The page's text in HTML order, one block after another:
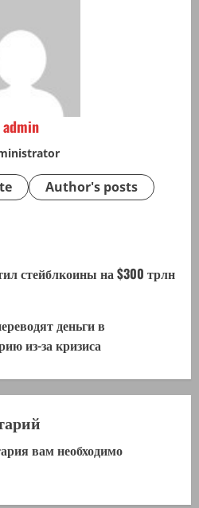
admin
Author's posts
стейблкоины на $300 трлн
деньги в
из-за кризиса
вам необходимо